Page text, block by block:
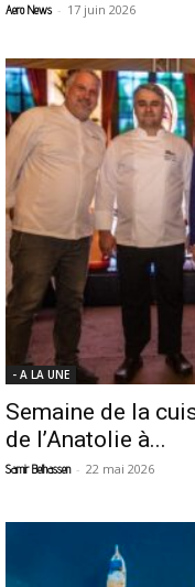
Aero News - 17 juin 2026
- A LA UNE
Semaine de la
de l’Anatolie à...
Samir Belhassen - 22 mai 2026